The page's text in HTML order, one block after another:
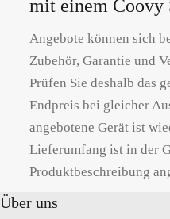
mit einem Coovy
Angebote können sich
Zubehör, Garantie und
Prüfen Sie deshalb das
Endpreis bei gleicher
angebotene Gerät ist
Lieferumfang ist in der
Produktbeschreibung
Über uns